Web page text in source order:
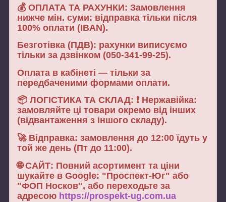
💰 ОПЛАТА ТА РАХУНКИ: Замовлення
нижче мін. суми: відправка тільки після
100% оплати (IBAN).
Безготівка (ПДВ): рахунки виписуємо
тільки за дзвінком (050-341-99-25).
Оплата в кабінеті — тільки за
передбаченими формами оплати.
📦 ЛОГІСТИКА ТА СКЛАД: ❗ Нержавійка:
замовляйте ці товари окремо від інших
(відвантаження з іншого складу).
🚀 Відправка: замовлення до 12:00 їдуть у
той же день (Пт до 11:00).
🌐 САЙТ: Повний асортимент та ціни
шукайте в Google: "Проспект-Юг" або
"ФОП Носков", або переходьте за
адресою https://prospekt-ug.com.ua